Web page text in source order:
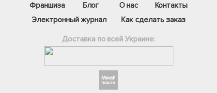
Франшиза Блог О нас
Контакты
Электронный журнал
Как сделать заказ
Доставка по всей Украине: